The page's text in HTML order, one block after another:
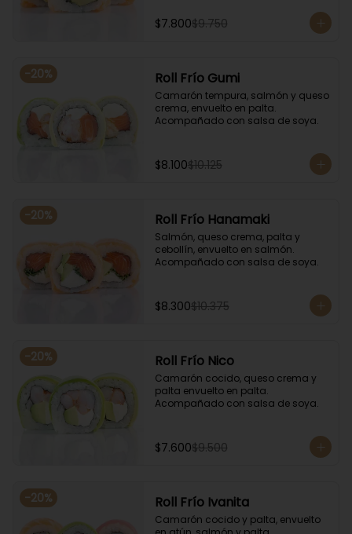
$7.800$9.750
-20% Roll Frío Gumi
Camarón tempura, salmón y queso
crema, envuelto en palta.
Acompañado con salsa de soya.
$8.100$10.125
-20% Roll Frío Hanamaki
Salmón, queso crema, palta y
cebollín, envuelto en salmón.
Acompañado con salsa de soya.
$8.300$10.375
-20% Roll Frío Nico
Camarón cocido, queso crema y
palta envuelto en palta.
Acompañado con salsa de soya.
$7.600$9.500
-20% Roll Frío Ivanita
Camarón cocido y palta, envuelto